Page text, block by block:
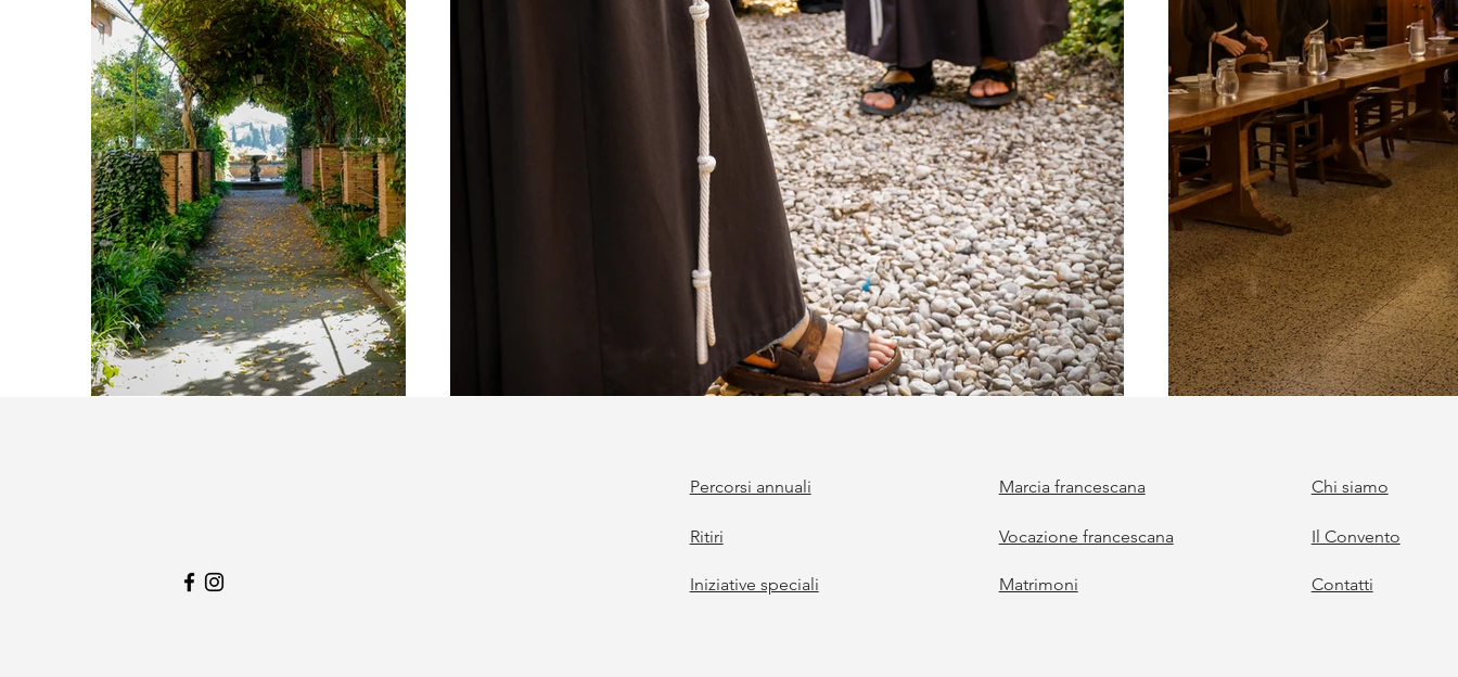
Percorsi annuali
Ritiri
Iniziative speciali
Marcia francescana
Vocazione francescana
Matrimoni
Chi siamo
Il Convento
Contatti